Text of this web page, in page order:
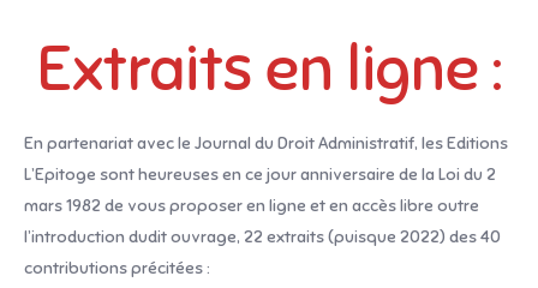
Extraits en ligne :
En partenariat avec le Journal du Droit Administratif, les Editions
L’Epitoge sont heureuses en ce jour anniversaire de la Loi du 2
mars 1982 de vous proposer en ligne et en accès libre outre
l’introduction dudit ouvrage, 22 extraits (puisque 2022) des 40
contributions précitées :